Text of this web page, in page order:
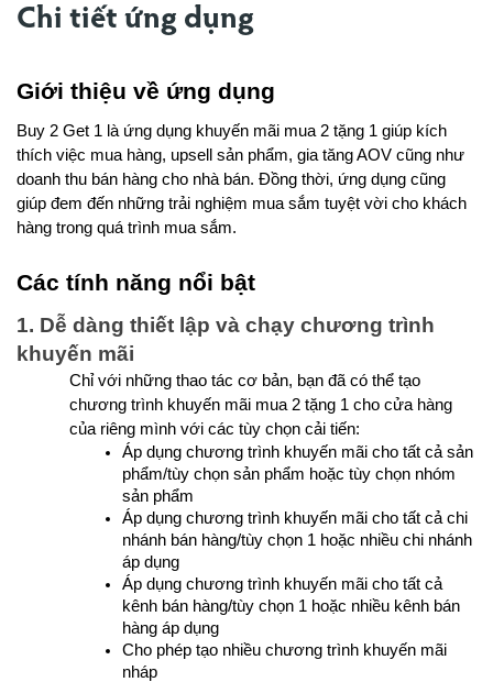
Chi tiết ứng dụng
Giới thiệu về ứng dụng
Buy 2 Get 1 là ứng dụng khuyến mãi mua 2 tặng 1 giúp kích
thích việc mua hàng, upsell sản phẩm, gia tăng AOV cũng như
doanh thu bán hàng cho nhà bán. Đồng thời, ứng dụng cũng
giúp đem đến những trải nghiệm mua sắm tuyệt vời cho khách
hàng trong quá trình mua sắm.
Các tính năng nổi bật
1. Dễ dàng thiết lập và chạy chương trình
khuyến mãi
Chỉ với những thao tác cơ bản, bạn đã có thể tạo
chương trình khuyến mãi mua 2 tặng 1 cho cửa hàng
của riêng mình với các tùy chọn cải tiến:
Áp dụng chương trình khuyến mãi cho tất cả sản
phẩm/tùy chọn sản phẩm hoặc tùy chọn nhóm
sản phẩm
Áp dụng chương trình khuyến mãi cho tất cả chi
nhánh bán hàng/tùy chọn 1 hoặc nhiều chi nhánh
áp dụng
Áp dụng chương trình khuyến mãi cho tất cả
kênh bán hàng/tùy chọn 1 hoặc nhiều kênh bán
hàng áp dụng
Cho phép tạo nhiều chương trình khuyến mãi
nháp